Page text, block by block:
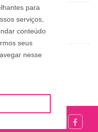
para
serviços,
conteúdo
seus
nesse
Pinheira